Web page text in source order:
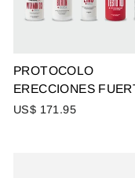
PROTOCOLO
ERECCIONES
US$ 171.95